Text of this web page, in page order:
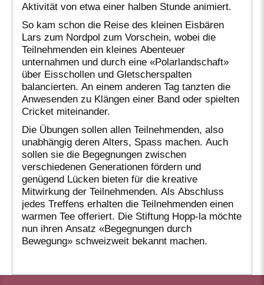
Aktivität von etwa einer halben Stunde animiert.
So kam schon die Reise des kleinen Eisbären
Lars zum Nordpol zum Vorschein, wobei die
Teilnehmenden ein kleines Abenteuer
unternahmen und durch eine «Polarlandschaft»
über Eisschollen und Gletscherspalten
balancierten. An einem anderen Tag tanzten die
Anwesenden zu Klängen einer Band oder spielten
Cricket miteinander.
Die Übungen sollen allen Teilnehmenden, also
unabhängig deren Alters, Spass machen. Auch
sollen sie die Begegnungen zwischen
verschiedenen Generationen fördern und
genügend Lücken bieten für die kreative
Mitwirkung der Teilnehmenden. Als Abschluss
jedes Treffens erhalten die Teilnehmenden einen
warmen Tee offeriert. Die Stiftung Hopp-la möchte
nun ihren Ansatz «Begegnungen durch
Bewegung» schweizweit bekannt machen.